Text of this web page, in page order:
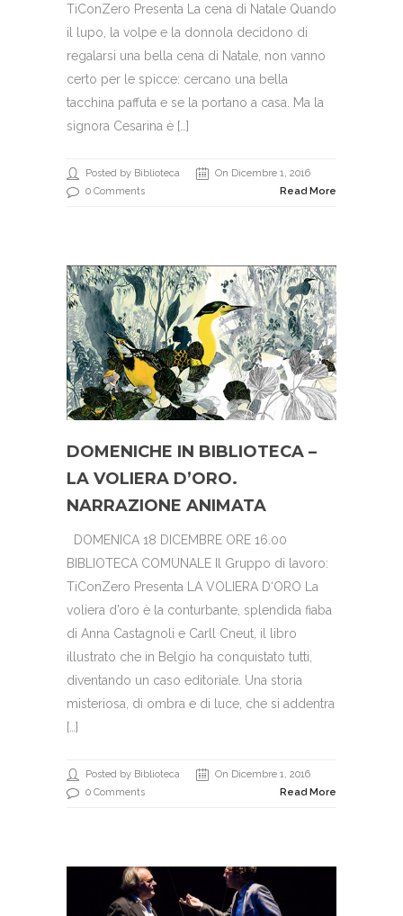
TiConZero Presenta La cena di Natale Quando
il lupo, la volpe e la donnola decidono di
regalarsi una bella cena di Natale, non vanno
certo per le spicce: cercano una bella
tacchina paffuta e se la portano a casa. Ma la
signora Cesarina è […]
Posted by Biblioteca
On Dicembre 1, 2016
0 Comments
Read More
DOMENICHE IN BIBLIOTECA –
LA VOLIERA D’ORO.
NARRAZIONE ANIMATA
DOMENICA 18 DICEMBRE ORE 16.00
BIBLIOTECA COMUNALE Il Gruppo di lavoro:
TiConZero Presenta LA VOLIERA D‘ORO La
voliera d’oro è la conturbante, splendida fiaba
di Anna Castagnoli e Carll Cneut, il libro
illustrato che in Belgio ha conquistato tutti,
diventando un caso editoriale. Una storia
misteriosa, di ombra e di luce, che si addentra
[…]
Posted by Biblioteca
On Dicembre 1, 2016
0 Comments
Read More